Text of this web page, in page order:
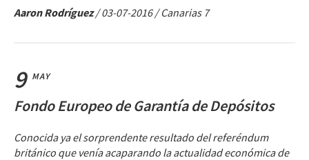
Aaron Rodríguez/03-07-2016/ Canarias 7
9 MAY
Fondo Europeo de Garantía de Depósitos
Conocida ya el sorprendente resultado del referéndum
británico que venía acaparando la actualidad económica de